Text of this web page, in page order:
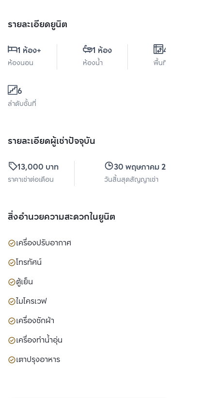
รายละเอียดยูนิต
1 ห้อง+
ห้องนอน
1 ห้อง
ห้องน้ำ
44 ตร.ม.
พื้นที่ใช้สอย
6
ลำดับชั้นที่
รายละเอียดผู้เช่าปัจจุบัน
13,000 บาท
ราคาเช่าต่อเดือน
30 พฤษภาคม 2570
วันสิ้นสุดสัญญาเช่า
สิ่งอำนวยความสะดวกในยูนิต
เครื่องปรับอากาศ
โทรทัศน์
ตู้เย็น
ไมโครเวฟ
เครื่องซักผ้า
เครื่องทำน้ำอุ่น
เตาปรุงอาหาร